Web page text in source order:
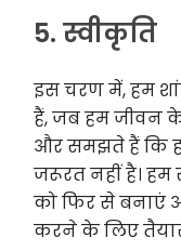
5. स्वीकृति
इस चरण में, हम
हैं, जब हम जीवन
और समझते हैं कि
जरूरत नहीं है।
को फिर से बनाएं
करने के लिए तैयार